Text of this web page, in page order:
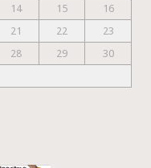
14 15
16
21 22
23
28 29
30